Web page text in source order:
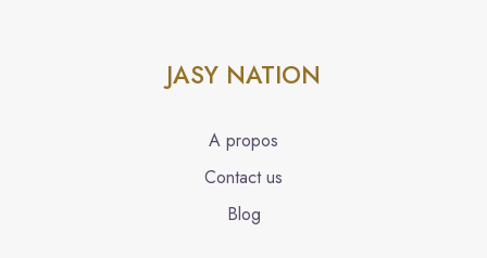
JASY NATION
A propos
Contact us
Blog